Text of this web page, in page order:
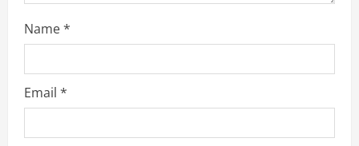
Name*
Email *